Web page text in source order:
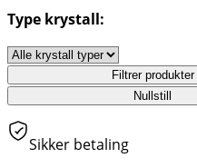
Type krystall:
Filtrer produkter
Nullstill
Sikker betaling